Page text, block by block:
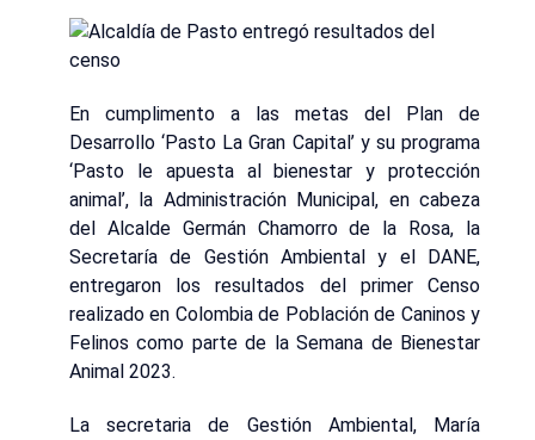
En cumplimento a las metas del Plan de
Desarrollo ‘Pasto La Gran Capital’ y su programa
‘Pasto le apuesta al bienestar y protección
animal’, la Administración Municipal, en cabeza
del Alcalde Germán Chamorro de la Rosa, la
Secretaría de Gestión Ambiental y el DANE,
entregaron los resultados del primer Censo
realizado en Colombia de Población de Caninos y
Felinos como parte de la Semana de Bienestar
Animal 2023.
La secretaria de Gestión Ambiental, María